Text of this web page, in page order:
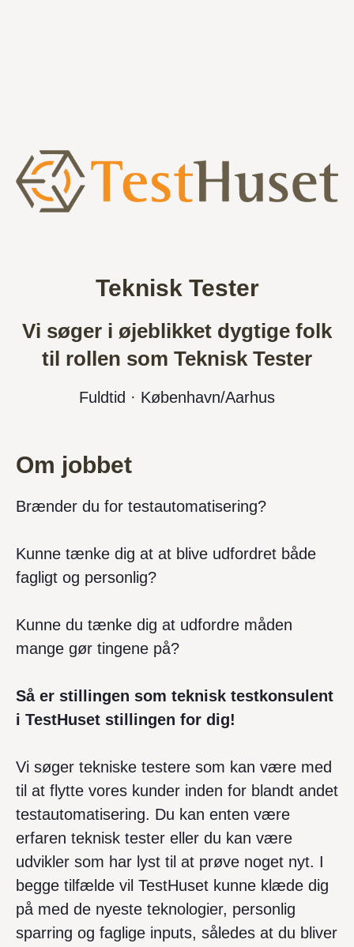
Teknisk Tester
Vi søger i øjeblikket dygtige folk
til rollen som Teknisk Tester
Fuldtid · København/Aarhus
Om jobbet
Brænder du for testautomatisering?
Kunne tænke dig at at blive udfordret både
fagligt og personlig?
Kunne du tænke dig at udfordre måden
mange gør tingene på?
Så er stillingen som teknisk testkonsulent
i TestHuset stillingen for dig!
Vi søger tekniske testere som kan være med
til at flytte vores kunder inden for blandt andet
testautomatisering. Du kan enten være
erfaren teknisk tester eller du kan være
udvikler som har lyst til at prøve noget nyt. I
begge tilfælde vil TestHuset kunne klæde dig
på med de nyeste teknologier, personlig
sparring og faglige inputs, således at du bliver